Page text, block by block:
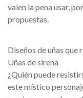
valen la pena usar,
propuestas.
Diseños de uñas que
Uñas de sirena
¿Quién puede
este místico